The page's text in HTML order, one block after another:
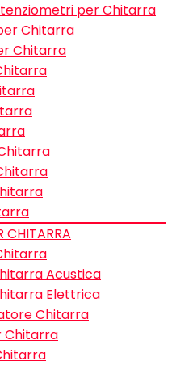
per Chitarra
Chitarra
Chitarra
CHITARRA
Acustica
Elettrica
Chitarra
Chitarra